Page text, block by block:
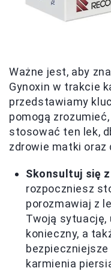
Ważne jest, aby
Gynoxin w trakcie
przedstawiamy
pomogą
stosować ten lek,
zdrowie matki oraz
Skonsultuj się
rozpoczniesz
porozmawiaj z
Twoją sytuację,
konieczny, a
karmienia